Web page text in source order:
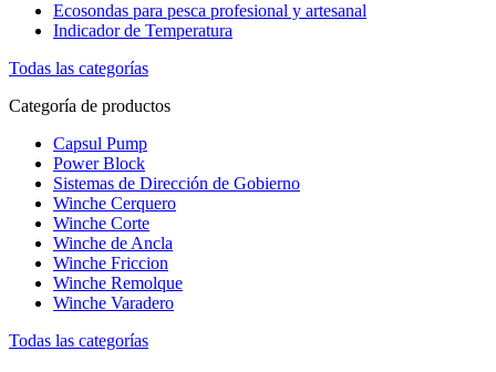
Ecosondas para pesca profesional y artesanal
Indicador de Temperatura
Todas las categorías
Categoría de productos
Capsul Pump
Power Block
Sistemas de Dirección de Gobierno
Winche Cerquero
Winche Corte
Winche de Ancla
Winche Friccion
Winche Remolque
Winche Varadero
Todas las categorías